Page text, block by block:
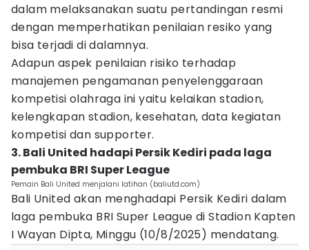
dalam melaksanakan suatu pertandingan resmi
dengan memperhatikan penilaian resiko yang
bisa terjadi di dalamnya.
Adapun aspek penilaian risiko terhadap
manajemen pengamanan penyelenggaraan
kompetisi olahraga ini yaitu kelaikan stadion,
kelengkapan stadion, kesehatan, data kegiatan
kompetisi dan supporter.
3. Bali United hadapi Persik Kediri pada laga
pembuka BRI Super League
Pemain Bali United menjalani latihan (baliutd.com)
Bali United akan menghadapi Persik Kediri dalam
laga pembuka BRI Super League di Stadion Kapten
I Wayan Dipta, Minggu (10/8/2025) mendatang.